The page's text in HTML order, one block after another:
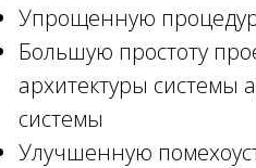
Упрощенную
Большую простоту
архитектуры системы
системы
Улучшенную